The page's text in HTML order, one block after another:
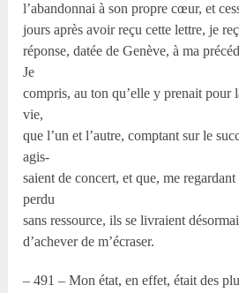
l’abandonnai à son propre cœur, et
jours après avoir reçu cette lettre, je
réponse, datée de Genève, à ma
Je
compris, au ton qu’elle y prenait pour
vie,
que l’un et l’autre, comptant sur le
agis-
saient de concert, et que, me
perdu
sans ressource, ils se livraient
d’achever de m’écraser.
– 491 – Mon état, en effet, était des